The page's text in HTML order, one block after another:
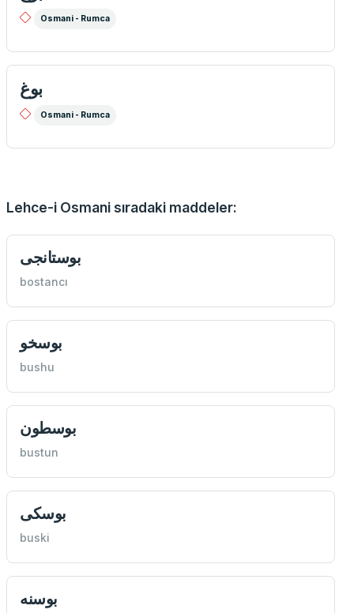
Osmani - Rumca
بوغ
Osmani - Rumca
Lehce-i Osmani sıradaki maddeler:
بوستانجی
bostancı
بوسخو
bushu
بوسطون
bustun
بوسكی
buski
بوسنه